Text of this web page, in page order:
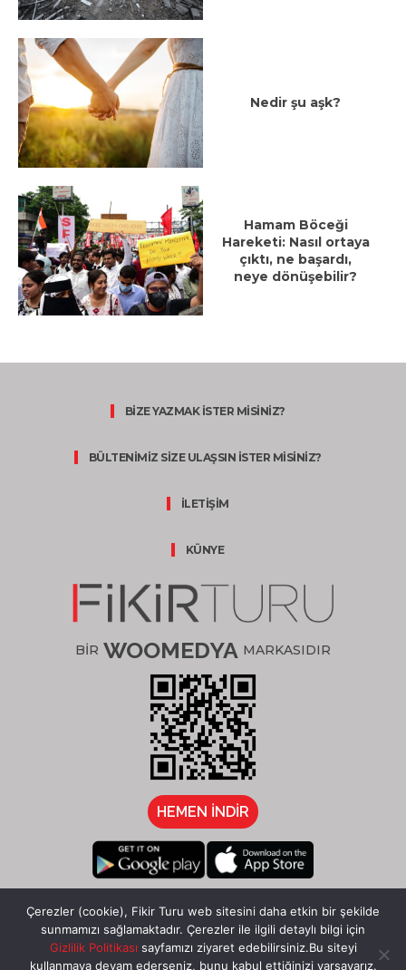
Nedir şu aşk?
Hamam Böceği
Hareketi: Nasıl ortaya
çıktı, ne başardı,
neye dönüşebilir?
BİZE YAZMAK İSTER MİSİNİZ?
BÜLTENİMİZ SİZE ULAŞSIN İSTER MİSİNİZ?
İLETİŞİM
KÜNYE
BİR WOOMEDYA MARKASIDIR
HEMEN İNDİR
Çerezler (cookie), Fikir Turu web sitesini daha etkin bir şekilde
sunmamızı sağlamaktadır. Çerezler ile ilgili detaylı bilgi için
Gizlilik Politikası sayfamızı ziyaret edebilirsiniz.Bu siteyi
kullanmaya devam ederseniz, bunu kabul ettiğinizi varsayarız.